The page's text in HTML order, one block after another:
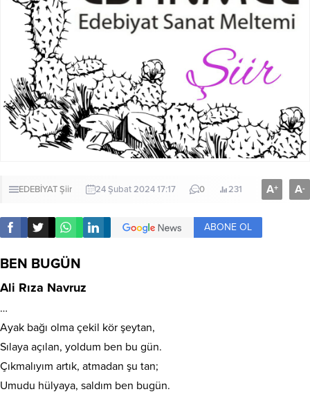
EDEBİYATŞiir 24 Şubat 2024 17:17 0 231 A+ A-
ABONE OL
BEN BUGÜN
Ali Rıza Navruz
…
Ayak bağı olma çekil kör şeytan,
Sılaya açılan, yoldum ben bu gün.
Çıkmalıyım artık, atmadan şu tan;
Umudu hülyaya, saldım ben bugün.